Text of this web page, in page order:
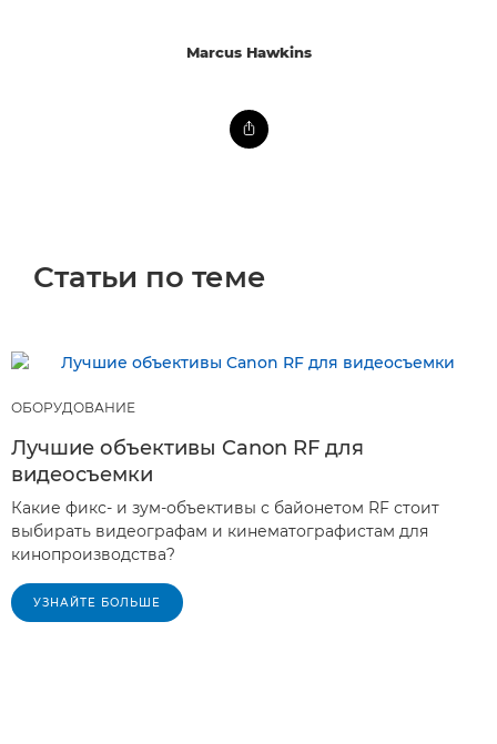
Marcus Hawkins
Статьи по теме
ОБОРУДОВАНИЕ
Лучшие объективы Canon RF для
видеосъемки
Какие фикс- и зум-объективы с байонетом RF стоит
выбирать видеографам и кинематографистам для
кинопроизводства?
УЗНАЙТЕ БОЛЬШЕ